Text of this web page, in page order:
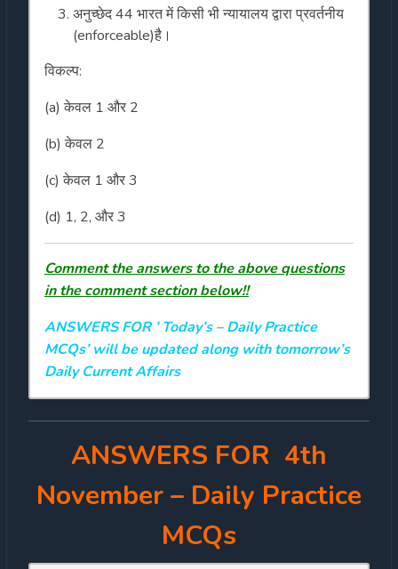
अनुच्छेद 44 भारत में किसी भी न्यायालय द्वारा प्रवर्तनीय
(enforceable)है।
विकल्प:
(a) केवल 1 और 2
(b) केवल 2
(c) केवल 1 और 3
(d) 1, 2, और 3
Comment the answers to the above questions
in the comment section below!!
ANSWERS FOR ’ Today’s – Daily Practice
MCQs’ will be updated along with tomorrow’s
Daily Current Affairs
ANSWERS FOR 4th
November– Daily Practice
MCQs